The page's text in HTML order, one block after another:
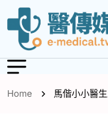
Home 馬偕小小醫